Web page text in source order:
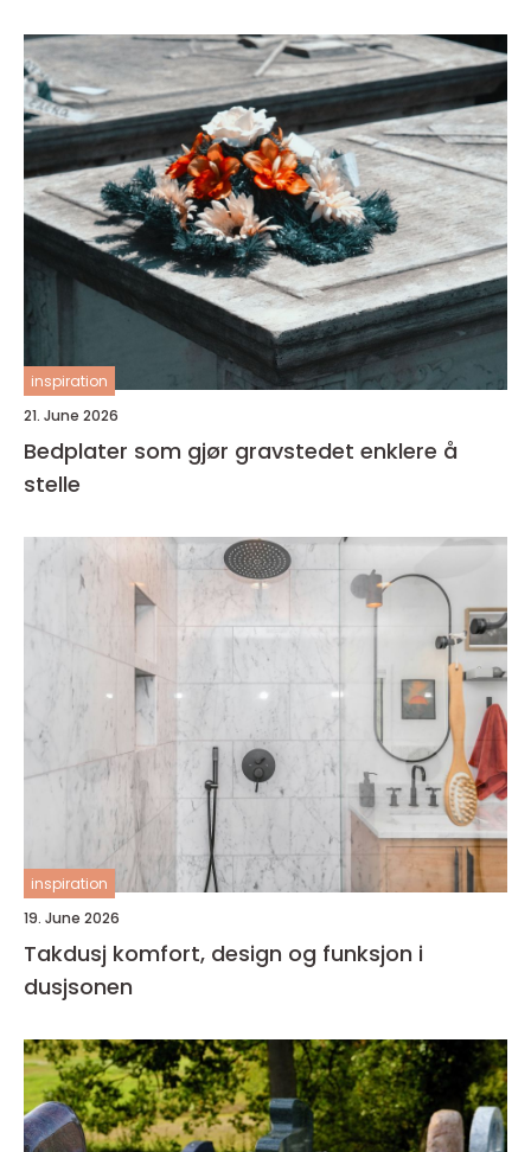
inspiration
21. June 2026
Bedplater som gjør gravstedet enklere å
stelle
inspiration
19. June 2026
Takdusj komfort, design og funksjon i
dusjsonen